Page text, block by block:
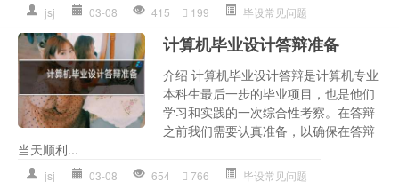
jsj 03-08 415 199 毕设常见问题
计算机毕业设计答辩准备
介绍 计算机毕业设计答辩是计算机专业
本科生最后一步的毕业项目，也是他们
学习和实践的一次综合性考察。在答辩
之前我们需要认真准备，以确保在答辩
当天顺利...
jsj 03-08 654 766 毕设常见问题